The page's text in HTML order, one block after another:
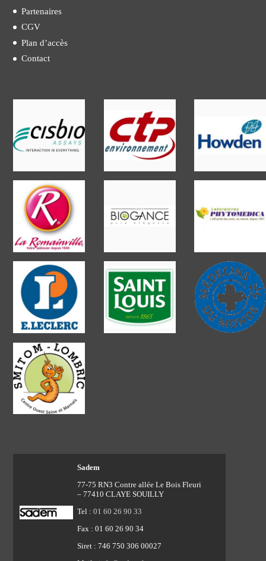
Partenaires
CGV
Plan d’accès
Contact
Sadem
77-75 RN3 Contre allée Le Bois Fleuri
– 77410 CLAYE SOUILLY
Tel : 01 60 26 90 33
Fax : 01 60 26 90 34
Siret : 746 750 306 00027